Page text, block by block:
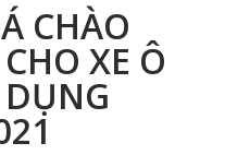
CHÀO
XE Ô